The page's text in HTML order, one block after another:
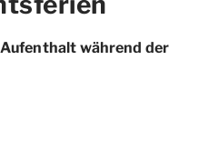
während der